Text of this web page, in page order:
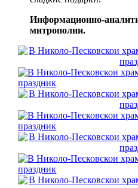
Информационно-
митрополии.